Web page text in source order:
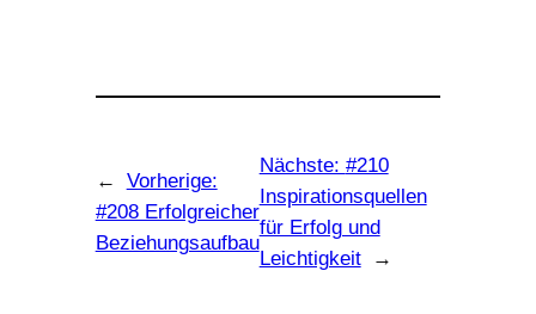
←
Vorherige:
#208 Erfolgreicher
Beziehungsaufbau
Nächste: #210
Inspirationsquellen
für Erfolg und
Leichtigkeit
→